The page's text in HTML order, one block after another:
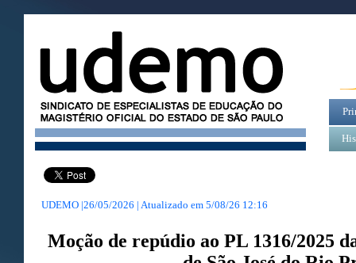
UDEMO |26/05/2026 | Atualizado em 5/08/26 12:16
Moção de repúdio ao PL 1316/2025